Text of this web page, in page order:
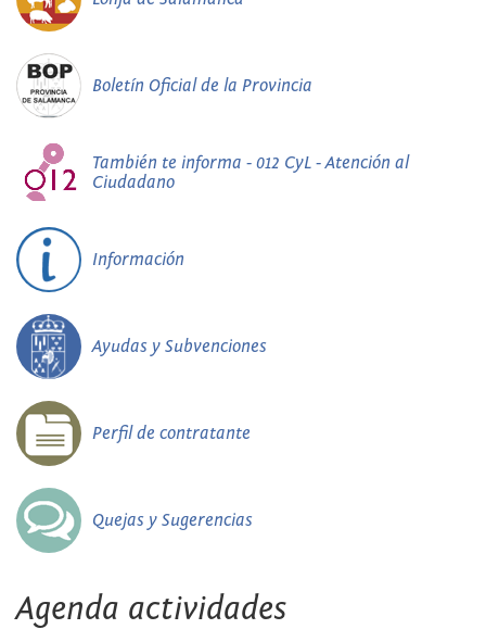
Boletín Oficial de la Provincia
También te informa - 012 CyL - Atención al
Ciudadano
Información
Ayudas y Subvenciones
Perfil de contratante
Quejas y Sugerencias
Agenda actividades